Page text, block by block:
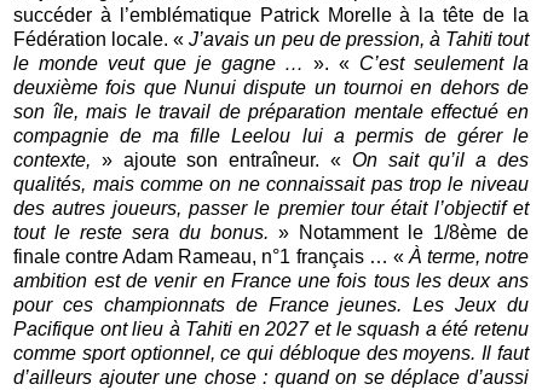
succéder à l’emblématique Patrick Morelle à la tête de la
Fédération locale. «J’avais un peu de pression, à Tahiti tout
le monde veut que je gagne … ». « C’est seulement la
deuxième fois que Nunui dispute un tournoi en dehors de
son île, mais le travail de préparation mentale effectué en
compagnie de ma fille Leelou lui a permis de gérer le
contexte, » ajoute son entraîneur. « On sait qu’il a des
qualités, mais comme on ne connaissait pas trop le niveau
des autres joueurs, passer le premier tour était l’objectif et
tout le reste sera du bonus. » Notamment le 1/8ème de
finale contre Adam Rameau, n°1 français … « À terme, notre
ambition est de venir en France une fois tous les deux ans
pour ces championnats de France jeunes. Les Jeux du
Pacifique ont lieu à Tahiti en 2027 et le squash a été retenu
comme sport optionnel, ce qui débloque des moyens. Il faut
d’ailleurs ajouter une chose : quand on se déplace d’aussi